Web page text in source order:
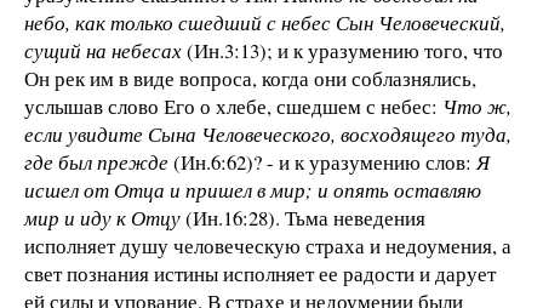
небо, как только сшедший с небес Сын Человеческий,
сущий на небесах(Ин.3:13); и к уразумению того, что
Он рек им в виде вопроса, когда они соблазнялись,
услышав слово Его о хлебе, сшедшем с небес: Что ж,
если увидите Сына Человеческого, восходящего туда,
где был прежде(Ин.6:62)? - и к уразумению слов:Я
исшел от Отца и пришел в мир; и опять оставляю
мир и иду к Отцу(Ин.16:28). Тьма неведения
исполняет душу человеческую страха и недоумения, а
свет познания истины исполняет ее радости и дарует
ей силы и упование. В страхе и недоумении были